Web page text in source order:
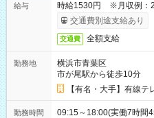
給与
時給1530円 ※月収例：
交通費別途支給あり
交通費 全額支給
勤務地
横浜市青葉区
市が尾駅から徒歩10分
【有名・大手】有線
勤務時間
09:15～18:00(実働7時